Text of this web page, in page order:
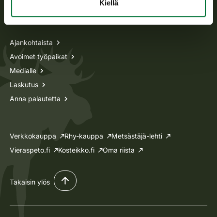
Kiellä
Tietoa meistä
Ajankohtaista
Avoimet työpaikat
Medialle
Laskutus
Anna palautetta
Verkkokauppa Rhy-kauppa
Metsästäjä-lehti
Vieraspeto.fi
Kosteikko.fi Oma riista
Takaisin ylös